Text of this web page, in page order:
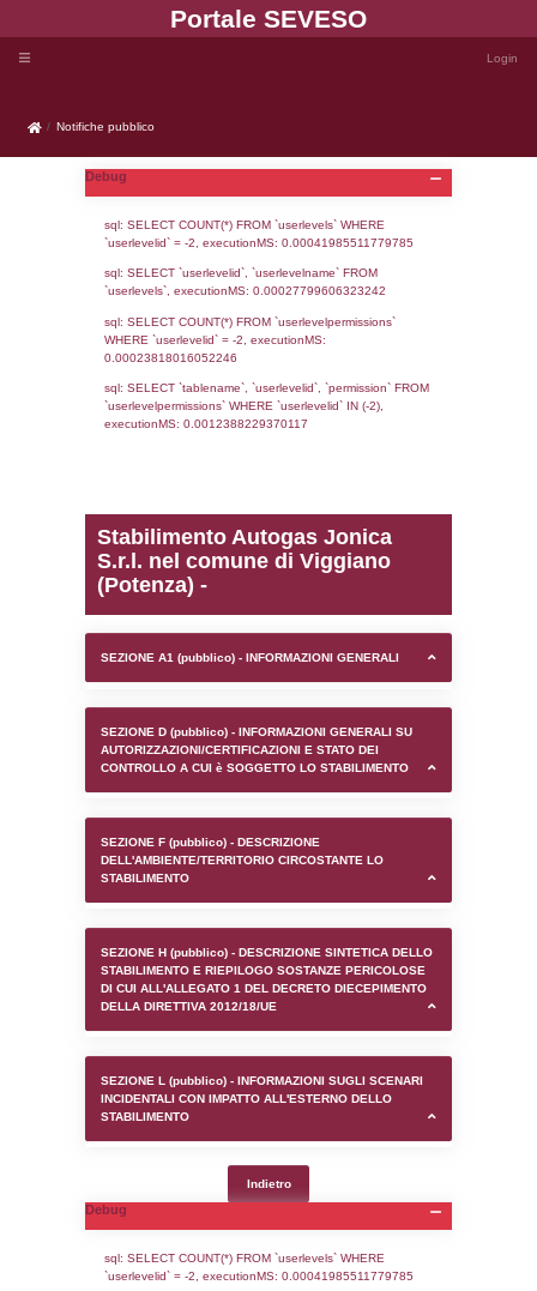
Portale
Notifiche pubblico
Notifiche pubblico
Debug
sql: SELECT COUNT(*) FROM `userlevels`
sql: SELECT `userlevelid`, `userlevelname`
0.00023818016052246
sql: SELECT `tablename`, `userlevelid`,
executionMS: 0.0012388229370117
Stabilimento Autogas
S.r.l. nel comune di
(Potenza) -
SEZIONE A1 (pubblico) - INFORMAZIONI
SEZIONE D (pubblico) - INFORMAZIONI
CONTROLLO A CUI è SOGGETTO LO